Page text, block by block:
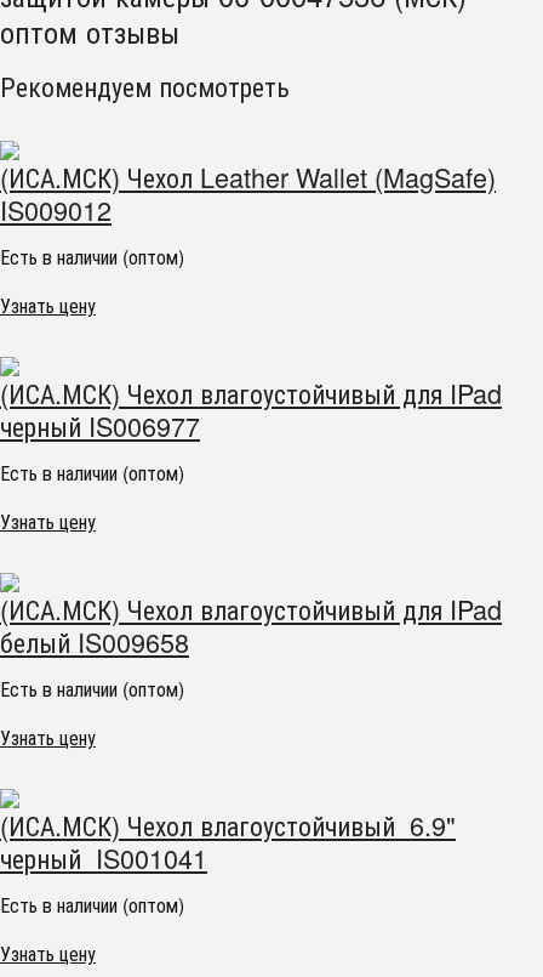
оптом отзывы
Рекомендуем посмотреть
(ИСА.МСК) Чехол Leather Wallet (MagSafe)
IS009012
Есть в наличии (оптом)
Узнать цену
(ИСА.МСК) Чехол влагоустойчивый для IPad
черный IS006977
Есть в наличии (оптом)
Узнать цену
(ИСА.МСК) Чехол влагоустойчивый для IPad
белый IS009658
Есть в наличии (оптом)
Узнать цену
(ИСА.МСК) Чехол влагоустойчивый 6.9"
черный IS001041
Есть в наличии (оптом)
Узнать цену